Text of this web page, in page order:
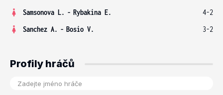
Samsonova L. - Rybakina E.
4-2
Sanchez A. - Bosio V. 3-2
Profily hráčů